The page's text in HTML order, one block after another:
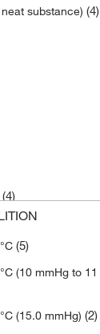
substance) (4)
(4)
(2)
(5)
(10 mmHg to 11
(15.0 mmHg) (2)